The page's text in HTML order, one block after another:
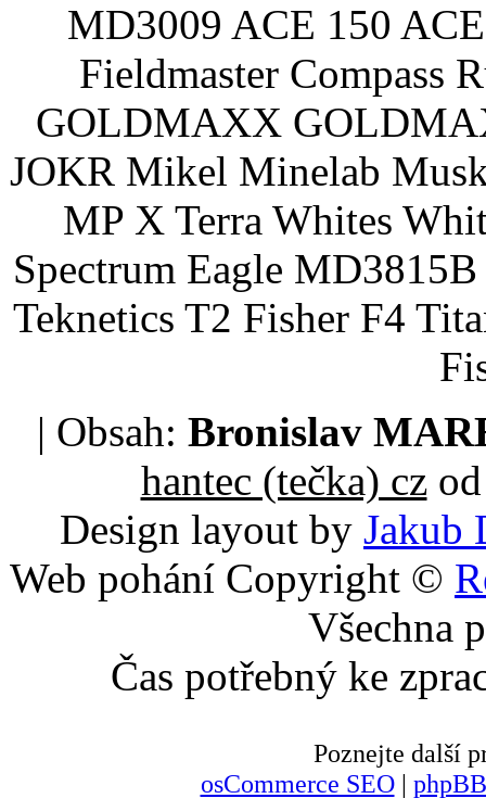
MD3009 ACE 150
Fieldmaster Compass
GOLDMAXX
JOKR Mikel Minelab
MP X Terra Whites
Spectrum Eagle
Teknetics T2 Fisher F4
| Obsah: Bronislav
hantec (tečka) czod
Design layout by Jakub
Web pohání Copyright ©
Všechna
Čas potřebný ke
Poznejte další
osCommerce SEO|